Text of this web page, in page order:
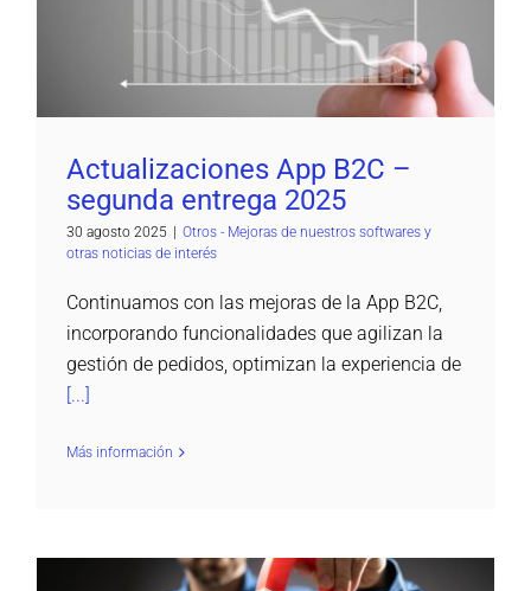
Otros - Mejoras de nuestros softwares y otras noticias de
Actualizaciones App B2C –
segunda entrega 2025
30 agosto 2025 | Otros - Mejoras de nuestros softwares y
otras noticias de interés
Continuamos con las mejoras de la App B2C,
incorporando funcionalidades que agilizan la
gestión de pedidos, optimizan la experiencia de
[...]
Más información